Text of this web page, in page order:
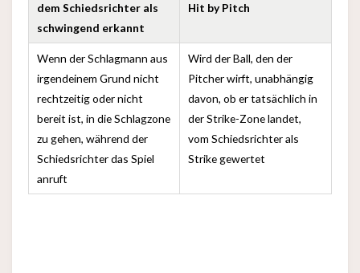
dem Schiedsrichter als
schwingend erkannt
Hit by Pitch
Wenn der Schlagmann aus
irgendeinem Grund nicht
rechtzeitig oder nicht
bereit ist, in die Schlagzone
zu gehen, während der
Schiedsrichter das Spiel
anruft
Wird der Ball, den der
Pitcher wirft, unabhängig
davon, ob er tatsächlich in
der Strike-Zone landet,
vom Schiedsrichter als
Strike gewertet